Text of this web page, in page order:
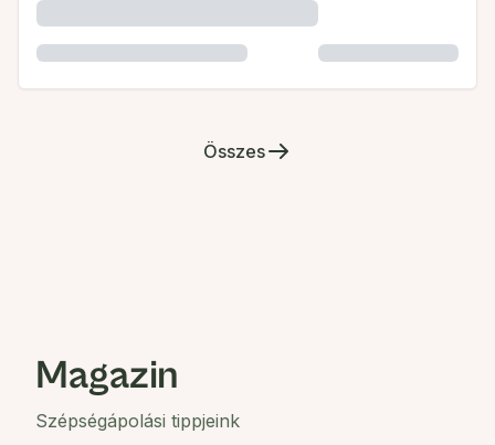
Összes
Magazin
Szépségápolási tippjeink